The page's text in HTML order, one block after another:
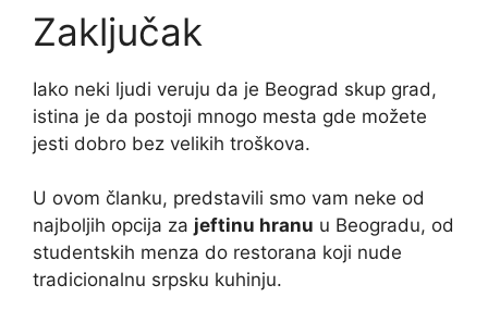
Zaključak
Iako neki ljudi veruju da je Beograd skup grad,
istina je da postoji mnogo mesta gde možete
jesti dobro bez velikih troškova.
U ovom članku, predstavili smo vam neke od
najboljih opcija za jeftinu hranu u Beogradu, od
studentskih menza do restorana koji nude
tradicionalnu srpsku kuhinju.